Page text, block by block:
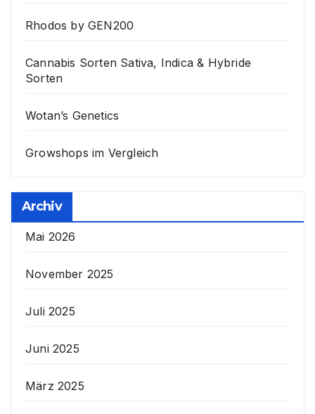
Rhodos by GEN200
Cannabis Sorten Sativa, Indica & Hybride
Sorten
Wotan’s Genetics
Growshops im Vergleich
Archiv
Mai 2026
November 2025
Juli 2025
Juni 2025
März 2025